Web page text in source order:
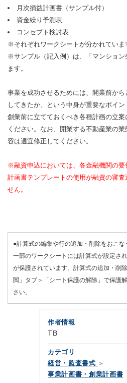
月次損益計画書（サンプル付）
資金繰り予測表
コンセプト検討表
※それぞれワークシートが分かれていま
※サンプル（記入例）は、「マンショ
ます。
事業を成功させるためには、開業前か
してきたか、という中身が重要なポイン
創業前に立てておくべき各種計画の立
ください。なお、開業する不動産業の
容は適宜修正してください。
※融資申込においては、各金融機関の
計画書テンプレートの使用が融資の審
せん。
●計算式の編集や行の追加・削除をおこな
一部のワークシートには計算式が設定さ
が保護されています。計算式の追加・削
閲」タブ＞「シート保護の解除」で保護
さい。
作者情報
TB
カテゴリ
経営・監査書式
事業計画書・創業計画書